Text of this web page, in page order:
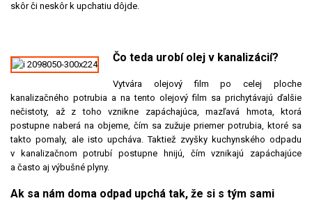
skôr či neskôr k upchatiu dôjde.
Čo teda urobí olej v kanalizácií?
Vytvára olejový film po celej ploche
kanalizačného potrubia a na tento olejový film sa prichytávajú ďalšie
nečistoty, až z toho vznikne zapáchajúca, mazľavá hmota, ktorá
postupne naberá na objeme, čím sa zužuje priemer potrubia, ktoré sa
takto pomaly, ale isto upcháva. Taktiež zvyšky kuchynského odpadu
v kanalizačnom potrubí postupne hnijú, čím vznikajú zapáchajúce
a často aj výbušné plyny.
Ak sa nám doma odpad upchá tak, že si s tým sami